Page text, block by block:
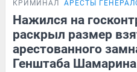
КРИМИНАЛ АРЕСТЫ
Нажился на
раскрыл размер
арестованного
Генштаба Шамарина